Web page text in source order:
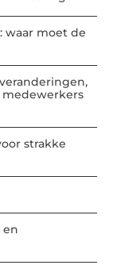
waar moet de
medewerkers
strakke
en